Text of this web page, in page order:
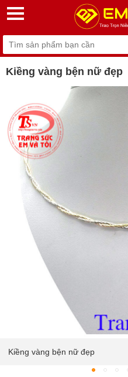
Kiềng vàng bện nữ đẹp
Kiềng vàng bện nữ đẹp